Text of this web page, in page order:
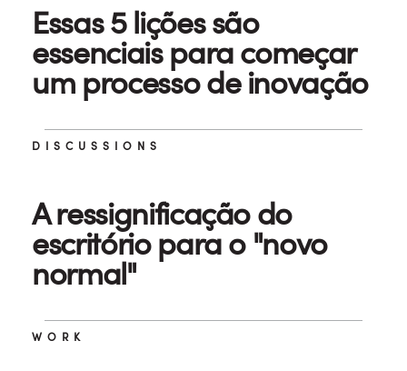
Essas 5 lições são
essenciais para começar
um processo de inovação
DISCUSSIONS
A ressignificação do
escritório para o "novo
normal"
WORK